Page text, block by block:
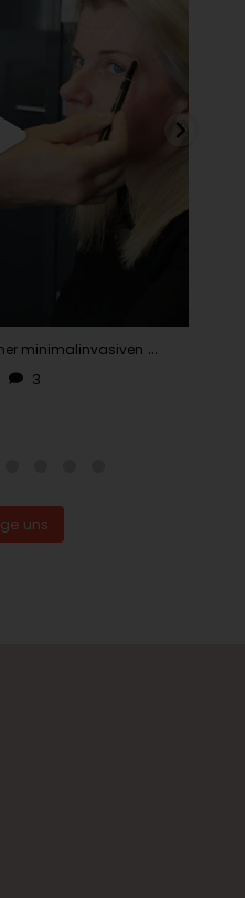
minimalinvasiven ...
3
uns